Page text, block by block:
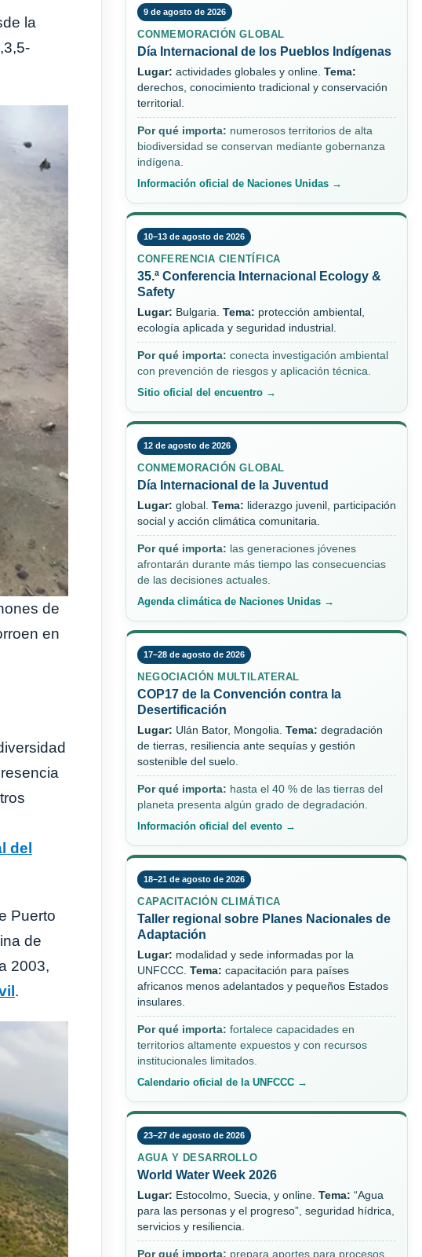
la
de
en
del
Puerto
de
2003,
.
9 de agosto de 2026
CONMEMORACIÓN GLOBAL
Día Internacional de los Pueblos Indígenas
Lugar: actividades globales y online. Tema:
derechos, conocimiento tradicional y conservación
territorial.
Por qué importa: numerosos territorios de alta
biodiversidad se conservan mediante gobernanza
indígena.
Información oficial de Naciones Unidas →
10–13 de agosto de 2026
CONFERENCIA CIENTÍFICA
35.ª Conferencia Internacional Ecology &
Safety
Lugar: Bulgaria. Tema: protección ambiental,
ecología aplicada y seguridad industrial.
Por qué importa: conecta investigación ambiental
con prevención de riesgos y aplicación técnica.
Sitio oficial del encuentro →
12 de agosto de 2026
CONMEMORACIÓN GLOBAL
Día Internacional de la Juventud
Lugar: global. Tema: liderazgo juvenil, participación
social y acción climática comunitaria.
Por qué importa: las generaciones jóvenes
afrontarán durante más tiempo las consecuencias
de las decisiones actuales.
Agenda climática de Naciones Unidas →
17–28 de agosto de 2026
NEGOCIACIÓN MULTILATERAL
COP17 de la Convención contra la
Desertificación
Lugar: Ulán Bator, Mongolia. Tema: degradación
de tierras, resiliencia ante sequías y gestión
sostenible del suelo.
Por qué importa: hasta el 40 % de las tierras del
planeta presenta algún grado de degradación.
Información oficial del evento →
18–21 de agosto de 2026
CAPACITACIÓN CLIMÁTICA
Taller regional sobre Planes Nacionales de
Adaptación
Lugar: modalidad y sede informadas por la
UNFCCC. Tema: capacitación para países
africanos menos adelantados y pequeños Estados
insulares.
Por qué importa: fortalece capacidades en
territorios altamente expuestos y con recursos
institucionales limitados.
Calendario oficial de la UNFCCC →
23–27 de agosto de 2026
AGUA Y DESARROLLO
World Water Week 2026
Lugar: Estocolmo, Suecia, y online. Tema: “Agua
para las personas y el progreso”, seguridad hídrica,
servicios y resiliencia.
Por qué importa: prepara aportes para procesos